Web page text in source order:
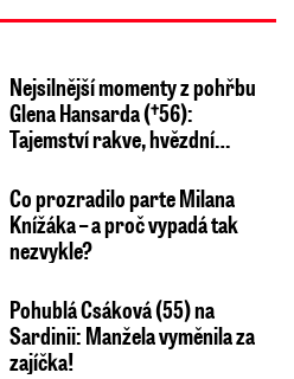
Nejsilnější momenty z pohřbu
Glena Hansarda (†56):
Tajemství rakve, hvězdní…
Co prozradilo parte Milana
Knížáka – a proč vypadá tak
nezvykle?
Pohublá Csáková (55) na
Sardinii: Manžela vyměnila za
zajíčka!